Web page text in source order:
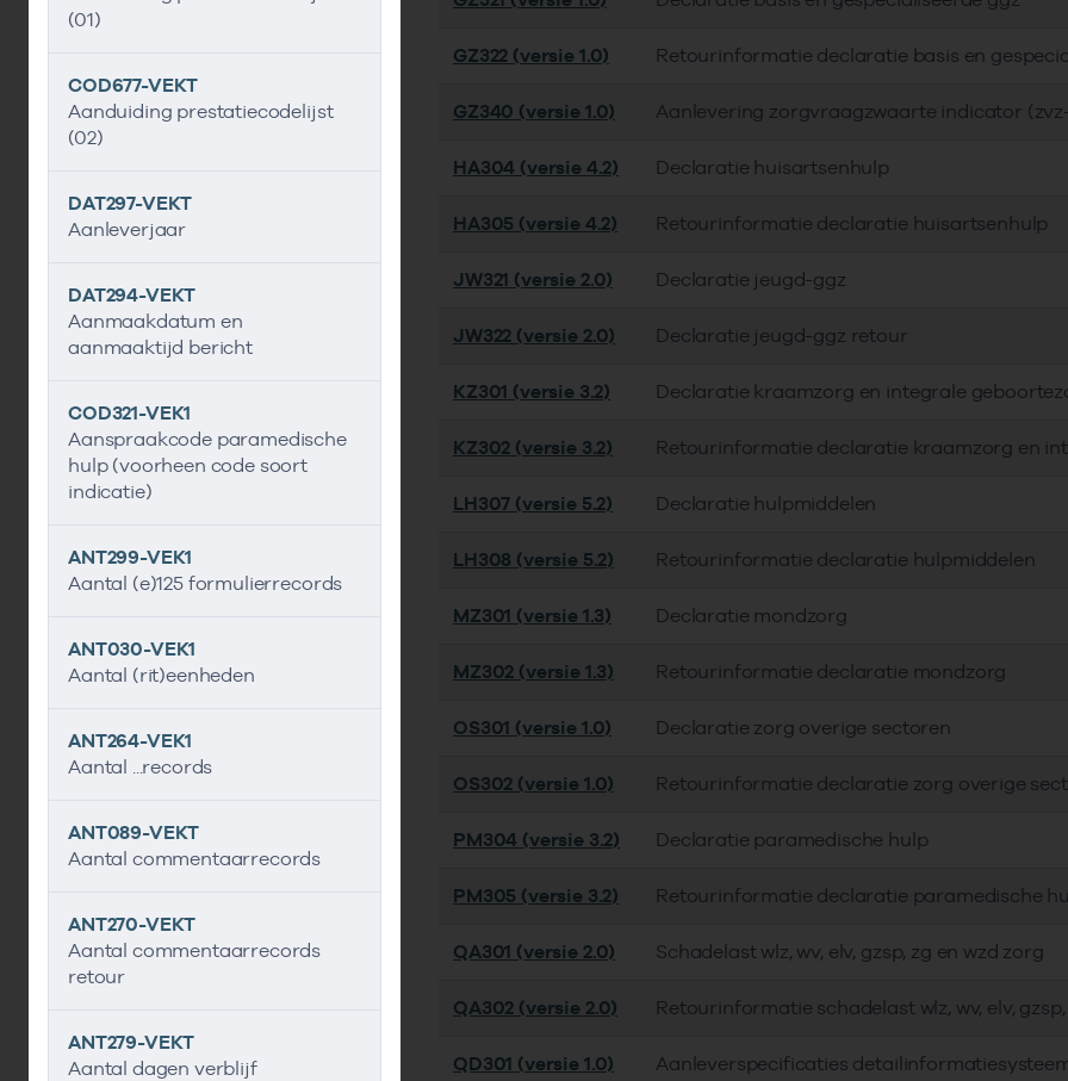
(01)
COD677-VEKT
Aanduiding prestatiecodelijst
(02)
DAT297-VEKT
Aanleverjaar
DAT294-VEKT
Aanmaakdatum en
aanmaaktijd bericht
COD321-VEK1
Aanspraakcode paramedische
hulp (voorheen code soort
indicatie)
ANT299-VEK1
Aantal (e)125 formulierrecords
ANT030-VEK1
Aantal (rit)eenheden
ANT264-VEK1
Aantal ...records
ANT089-VEKT
Aantal commentaarrecords
ANT270-VEKT
Aantal commentaarrecords
retour
ANT279-VEKT
Aantal dagen verblijf
GZ322 (versie 1.0) Retourinformatie declaratie basis en
GZ340 (versie 1.0) Aanlevering zorgvraagzwaarte indicator
HA304 (versie 4.2) Declaratie huisartsenhulp
HA305 (versie 4.2) Retourinformatie declaratie huisartsenhulp
JW321 (versie 2.0) Declaratie jeugd-ggz
JW322 (versie 2.0) Declaratie jeugd-ggz retour
KZ301 (versie 3.2) Declaratie kraamzorg en integrale
KZ302 (versie 3.2) Retourinformatie declaratie kraamzorg en
LH307 (versie 5.2) Declaratie hulpmiddelen
LH308 (versie 5.2) Retourinformatie declaratie hulpmiddelen
MZ301 (versie 1.3) Declaratie mondzorg
MZ302 (versie 1.3) Retourinformatie declaratie mondzorg
OS301 (versie 1.0) Declaratie zorg overige sectoren
OS302 (versie 1.0) Retourinformatie declaratie zorg overige
PM304 (versie 3.2) Declaratie paramedische hulp
PM305 (versie 3.2) Retourinformatie declaratie paramedische
QA301 (versie 2.0) Schadelast wlz, wv, elv, gzsp, zg en wzd zorg
QA302 (versie 2.0) Retourinformatie schadelast wlz, wv, elv,
QD301 (versie 1.0) Aanleverspecificaties